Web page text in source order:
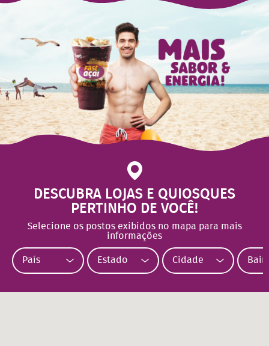
DESCUBRA LOJAS E QUIOSQUES
PERTINHO DE VOCÊ!
Selecione os postos exibidos no mapa para mais
informações